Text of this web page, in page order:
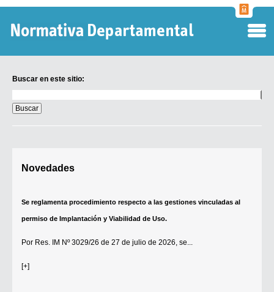
Buscar en este sitio:
en
este
sitio:
Novedades
Se reglamenta procedimiento respecto a las gestiones vinculadas al
permiso de Implantación y Viabilidad de Uso.
Por Res. IM Nº 3029/26 de 27 de julio de 2026, se...
[+]